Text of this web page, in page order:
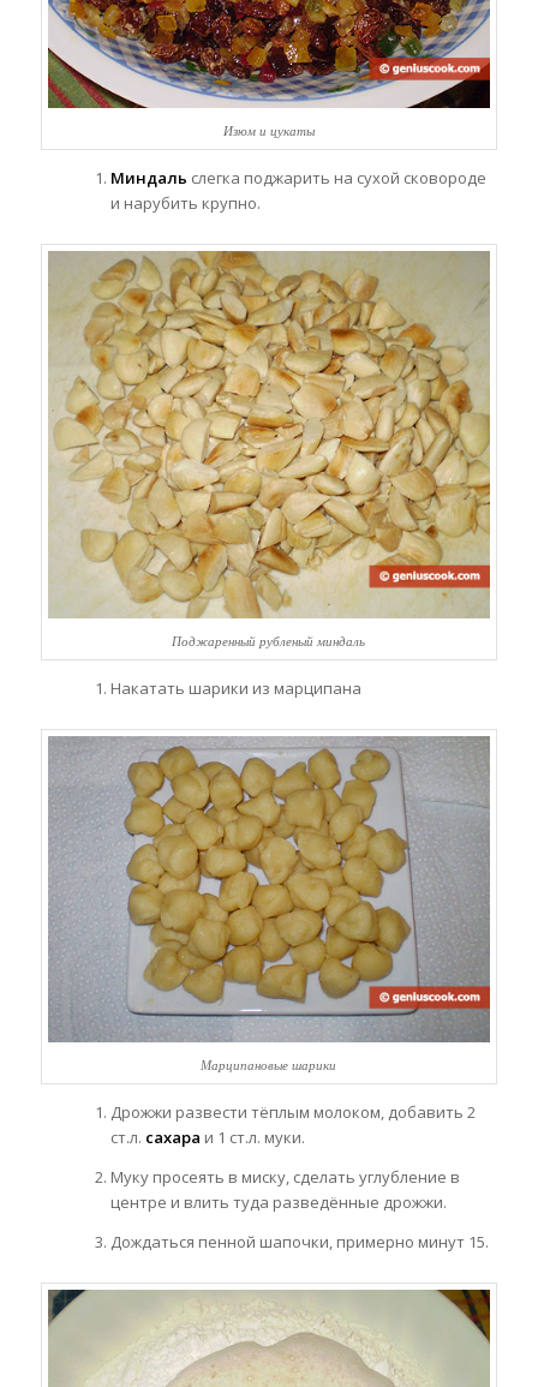
Изюм и цукаты
Миндаль слегка поджарить на сухой сковороде
и нарубить крупно.
Поджаренный рубленый миндаль
Накатать шарики из марципана
Марципановые шарики
Дрожжи развести тёплым молоком, добавить 2
ст.л. сахара и 1 ст.л. муки.
Муку просеять в миску, сделать углубление в
центре и влить туда разведённые дрожжи.
Дождаться пенной шапочки, примерно минут 15.